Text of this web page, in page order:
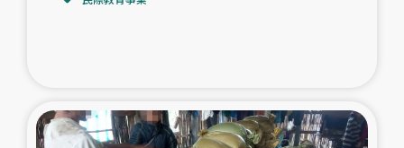
コーヒー生産者支援